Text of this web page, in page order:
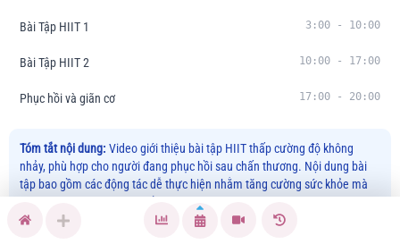
Bài Tập HIIT 1 3:00 - 10:00
Bài Tập HIIT 2 10:00 - 17:00
Phục hồi và giãn cơ 17:00 - 20:00
Tóm tắt nội dung: Video giới thiệu bài tập HIIT thấp cường độ không
nhảy, phù hợp cho người đang phục hồi sau chấn thương. Nội dung bài
tập bao gồm các động tác dễ thực hiện nhằm tăng cường sức khỏe mà